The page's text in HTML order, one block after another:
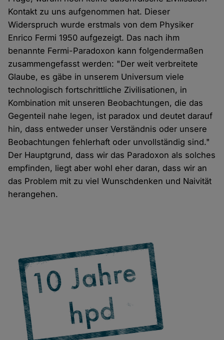
Kontakt zu uns aufgenommen hat. Dieser
Widerspruch wurde erstmals von dem Physiker
Enrico Fermi 1950 aufgezeigt. Das nach ihm
benannte Fermi-Paradoxon kann folgendermaßen
zusammengefasst werden: "Der weit verbreitete
Glaube, es gäbe in unserem Universum viele
technologisch fortschrittliche Zivilisationen, in
Kombination mit unseren Beobachtungen, die das
Gegenteil nahe legen, ist paradox und deutet darauf
hin, dass entweder unser Verständnis oder unsere
Beobachtungen fehlerhaft oder unvollständig sind."
Der Hauptgrund, dass wir das Paradoxon als solches
empfinden, liegt aber wohl eher daran, dass wir an
das Problem mit zu viel Wunschdenken und Naivität
herangehen.